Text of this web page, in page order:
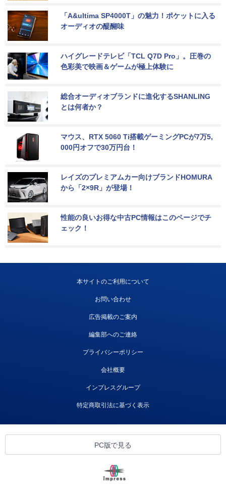
「A&ultima SP4000T」の魅力！ポケットに入る
オーディオの醍醐味
ハイグレードテレビ「TCL Q7D Pro」。圧巻の
色彩美で映画＆ゲームが極上体験に
総合オーディオブランドに進化するSHANLING
とは何者か？
マウス、RTX 5060 Ti搭載ゲーミングPCが7万5,
000円オフで30万円台！
レイズのプレミアムカー向けブランドHOMURA
から「2×9R」が登場！
性能の良いお得な中古PC情報はこのページでチ
ェック！
本サイトのご利用について
お問い合わせ
広告掲載のご案内
編集部へのご連絡
プライバシーポリシー
会社概要
インプレスグループ
特定商取引法に基づく表示
PC版で見る